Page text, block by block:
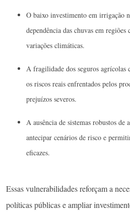
O baixo investimento em irrigação
dependência das chuvas em regiões
variações climáticas.
A fragilidade dos seguros agrícolas
os riscos reais enfrentados pelos
prejuízos severos.
A ausência de sistemas robustos de
antecipar cenários de risco e
eficazes.
Essas vulnerabilidades reforçam a
políticas públicas e ampliar